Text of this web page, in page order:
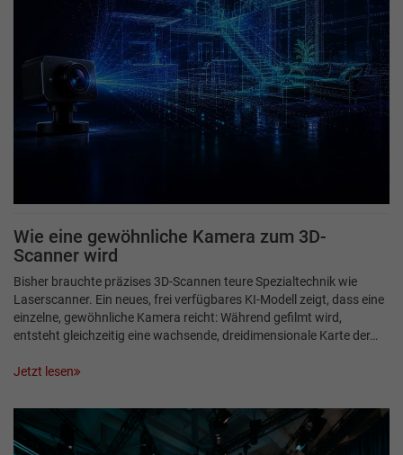
Wie eine gewöhnliche Kamera zum 3D-
Scanner wird
Bisher brauchte präzises 3D-Scannen teure Spezialtechnik wie
Laserscanner. Ein neues, frei verfügbares KI-Modell zeigt, dass eine
einzelne, gewöhnliche Kamera reicht: Während gefilmt wird,
entsteht gleichzeitig eine wachsende, dreidimensionale Karte der…
Jetzt lesen